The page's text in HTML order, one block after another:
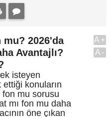
mu? 2026'da
Avantajlı?
isteyen
ettiği konuların
fon mu sorusu
mı fon mu daha
öne çıkan
A+
A-